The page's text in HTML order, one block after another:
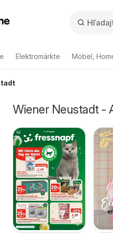
Elektromärkte Möbel,
Wiener Neustadt -